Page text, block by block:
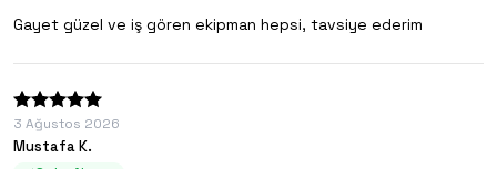
Gayet güzel ve iş gören ekipman hepsi, tavsiye ederim
3 Ağustos 2026
Mustafa K.